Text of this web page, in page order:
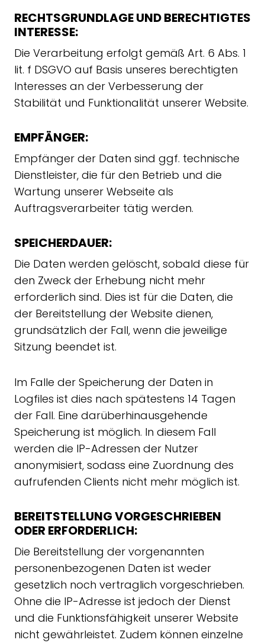
RECHTSGRUNDLAGE UND BERECHTIGTES
INTERESSE:
Die Verarbeitung erfolgt gemäß Art. 6 Abs. 1
lit. f DSGVO auf Basis unseres berechtigten
Interesses an der Verbesserung der
Stabilität und Funktionalität unserer Website.
EMPFÄNGER:
Empfänger der Daten sind ggf. technische
Dienstleister, die für den Betrieb und die
Wartung unserer Webseite als
Auftragsverarbeiter tätig werden.
SPEICHERDAUER:
Die Daten werden gelöscht, sobald diese für
den Zweck der Erhebung nicht mehr
erforderlich sind. Dies ist für die Daten, die
der Bereitstellung der Website dienen,
grundsätzlich der Fall, wenn die jeweilige
Sitzung beendet ist.
Im Falle der Speicherung der Daten in
Logfiles ist dies nach spätestens 14 Tagen
der Fall. Eine darüberhinausgehende
Speicherung ist möglich. In diesem Fall
werden die IP-Adressen der Nutzer
anonymisiert, sodass eine Zuordnung des
aufrufenden Clients nicht mehr möglich ist.
BEREITSTELLUNG VORGESCHRIEBEN
ODER ERFORDERLICH:
Die Bereitstellung der vorgenannten
personenbezogenen Daten ist weder
gesetzlich noch vertraglich vorgeschrieben.
Ohne die IP-Adresse ist jedoch der Dienst
und die Funktionsfähigkeit unserer Website
nicht gewährleistet. Zudem können einzelne